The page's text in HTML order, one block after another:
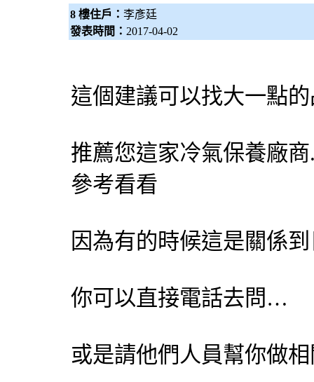
8 樓住戶： 李彥廷
發表時間： 2017-04-02
這個建議可以找大一點
推薦您這家冷氣保養廠
參考看看
因為有的時候這是關係
你可以直接電話去問…
或是請他們人員幫你做